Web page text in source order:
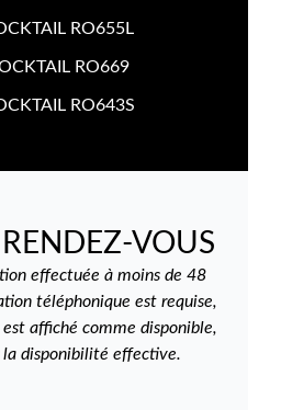
RO655L
RO669
RO643S
VOUS
effectuée à moins de 48
téléphonique est requise,
affiché comme disponible,
disponibilité effective.